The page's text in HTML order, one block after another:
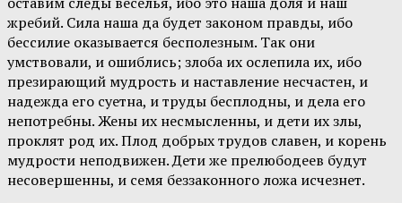
жребий. Сила наша да будет законом правды, ибо
бессилие оказывается бесполезным. Так они
умствовали, и ошиблись; злоба их ослепила их, ибо
презирающий мудрость и наставление несчастен, и
надежда его суетна, и труды бесплодны, и дела его
непотребны. Жены их несмысленны, и дети их злы,
проклят род их. Плод добрых трудов славен, и корень
мудрости неподвижен. Дети же прелюбодеев будут
несовершенны, и семя беззаконного ложа исчезнет.